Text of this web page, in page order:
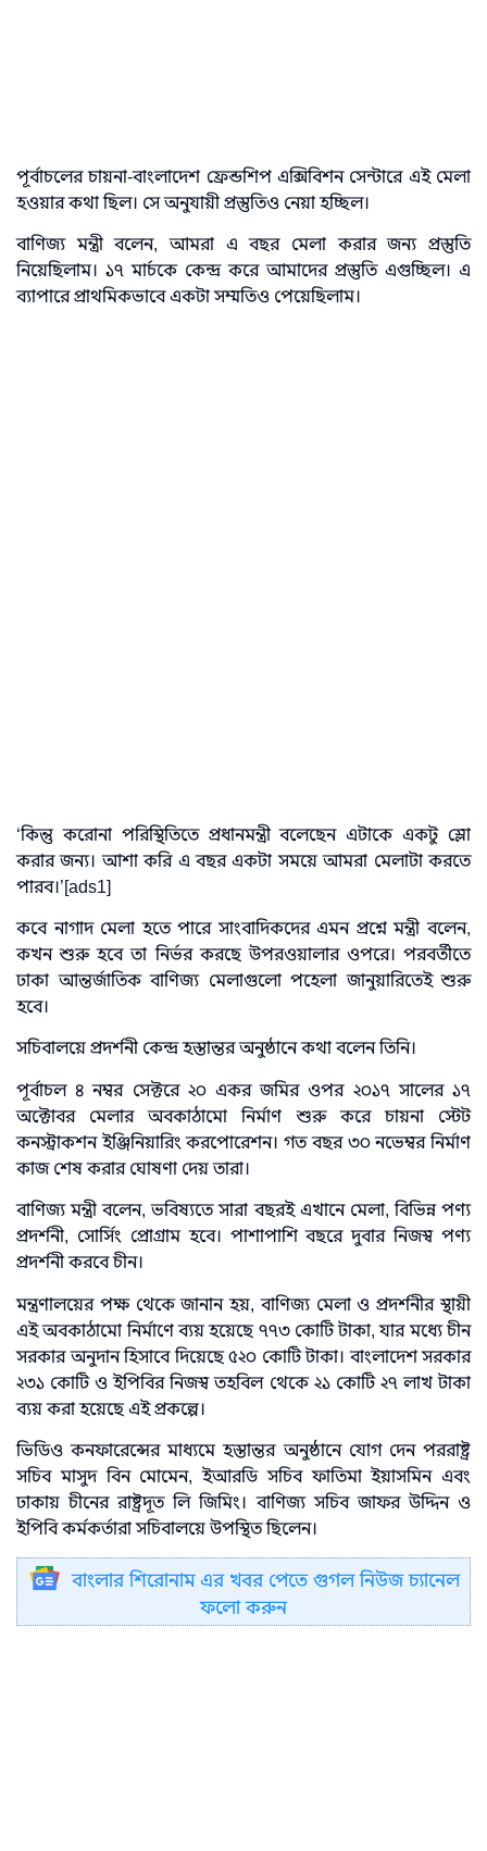
পূর্বাচলের চায়না-বাংলাদেশ ফ্রেন্ডশিপ এক্সিবিশন সেন্টারে এই মেলা
হওয়ার কথা ছিল। সে অনুযায়ী প্রস্তুতিও নেয়া হচ্ছিল।
বাণিজ্য মন্ত্রী বলেন, আমরা এ বছর মেলা করার জন্য প্রস্তুতি
নিয়েছিলাম। ১৭ মার্চকে কেন্দ্র করে আমাদের প্রস্তুতি এগুচ্ছিল। এ
ব্যাপারে প্রাথমিকভাবে একটা সম্মতিও পেয়েছিলাম।
‘কিন্তু করোনা পরিস্থিতিতে প্রধানমন্ত্রী বলেছেন এটাকে একটু স্লো
করার জন্য। আশা করি এ বছর একটা সময়ে আমরা মেলাটা করতে
পারব।’[ads1]
কবে নাগাদ মেলা হতে পারে সাংবাদিকদের এমন প্রশ্নে মন্ত্রী বলেন,
কখন শুরু হবে তা নির্ভর করছে উপরওয়ালার ওপরে। পরবর্তীতে
ঢাকা আন্তর্জাতিক বাণিজ্য মেলাগুলো পহেলা জানুয়ারিতেই শুরু
হবে।
সচিবালয়ে প্রদর্শনী কেন্দ্র হস্তান্তর অনুষ্ঠানে কথা বলেন তিনি।
পূর্বাচল ৪ নম্বর সেক্টরে ২০ একর জমির ওপর ২০১৭ সালের ১৭
অক্টোবর মেলার অবকাঠামো নির্মাণ শুরু করে চায়না স্টেট
কনস্ট্রাকশন ইঞ্জিনিয়ারিং করপোরেশন। গত বছর ৩০ নভেম্বর নির্মাণ
কাজ শেষ করার ঘোষণা দেয় তারা।
বাণিজ্য মন্ত্রী বলেন, ভবিষ্যতে সারা বছরই এখানে মেলা, বিভিন্ন পণ্য
প্রদর্শনী, সোর্সিং প্রোগ্রাম হবে। পাশাপাশি বছরে দুবার নিজস্ব পণ্য
প্রদর্শনী করবে চীন।
মন্ত্রণালয়ের পক্ষ থেকে জানান হয়, বাণিজ্য মেলা ও প্রদর্শনীর স্থায়ী
এই অবকাঠামো নির্মাণে ব্যয় হয়েছে ৭৭৩ কোটি টাকা, যার মধ্যে চীন
সরকার অনুদান হিসাবে দিয়েছে ৫২০ কোটি টাকা। বাংলাদেশ সরকার
২৩১ কোটি ও ইপিবির নিজস্ব তহবিল থেকে ২১ কোটি ২৭ লাখ টাকা
ব্যয় করা হয়েছে এই প্রকল্পে।
ভিডিও কনফারেন্সের মাধ্যমে হস্তান্তর অনুষ্ঠানে যোগ দেন পররাষ্ট্র
সচিব মাসুদ বিন মোমেন, ইআরডি সচিব ফাতিমা ইয়াসমিন এবং
ঢাকায় চীনের রাষ্ট্রদূত লি জিমিং। বাণিজ্য সচিব জাফর উদ্দিন ও
ইপিবি কর্মকর্তারা সচিবালয়ে উপস্থিত ছিলেন।
বাংলার শিরোনাম এর খবর পেতে গুগল নিউজ চ্যানেল
ফলো করুন